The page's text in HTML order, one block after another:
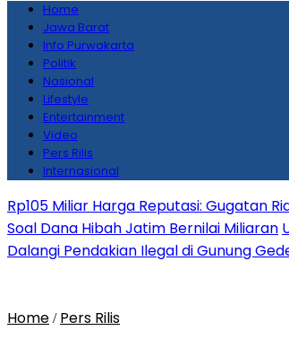
Home
Jawa Barat
Info Purwakarta
Politik
Nasional
Lifestyle
Entertainment
Video
Pers Rilis
Internasional
Rp105 Miliar Harga Reputasi: Gugatan
Soal Dana Hibah Jatim Bernilai Miliaran
Dalangi Pendakian Ilegal di Gunung
Home / Pers Rilis